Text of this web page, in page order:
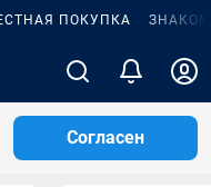
ПОКУПКА
Согласен